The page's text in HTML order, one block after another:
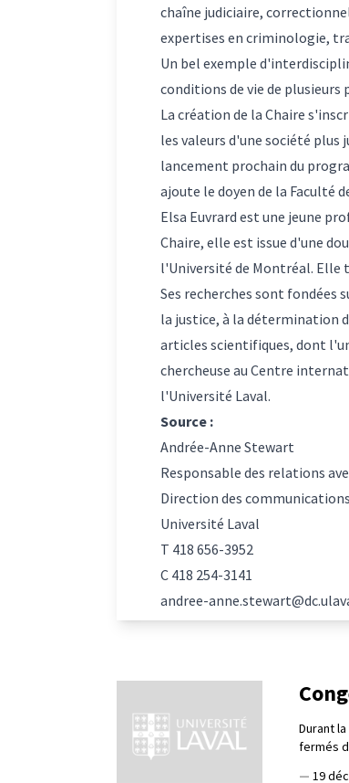
chaîne judiciaire,
expertises en criminologie,
Un bel exemple
conditions de vie de plusieurs
La création de la Chaire
les valeurs d'une société plus
lancement prochain du
ajoute le doyen de la Faculté
Elsa Euvrard est une jeune
Chaire, elle est issue d'une
l'Université de Montréal. Elle
Ses recherches sont fondées
la justice, à la détermination
articles scientifiques, dont
chercheuse au Centre
l'Université Laval.
Source :
Andrée-Anne Stewart
Responsable des relations
Direction des communications
Université Laval
T 418 656-3952
C 418 254-3141
andree-
Durant
fermés
— 19